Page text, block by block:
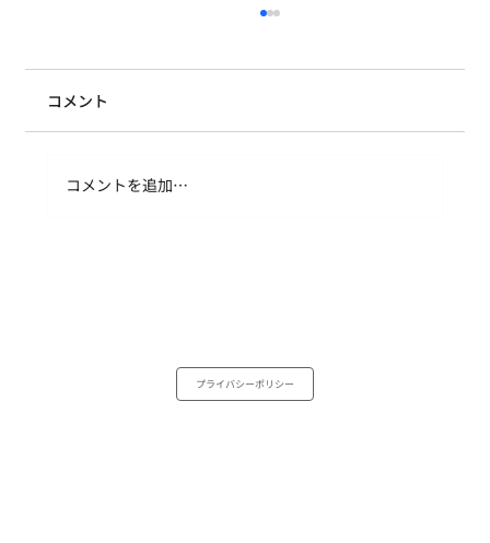
足るを知る、ということ
コメント
コメントを追加…
プライバシーポリシー